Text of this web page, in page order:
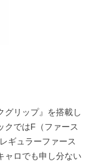
グリップ』を搭載し
クではF（ファース
ギュラーファース
ャロでも申し分ない